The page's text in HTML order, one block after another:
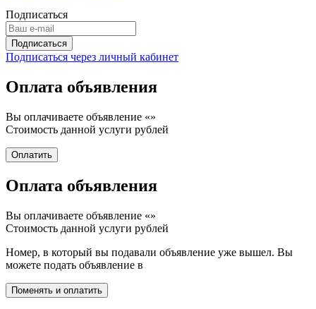
Подписаться
Подписаться через личный кабинет
Оплата объявления
Вы оплачиваете объявление «»
Стоимость данной услуги рублей
Оплата объявления
Вы оплачиваете объявление «»
Стоимость данной услуги рублей
Номер, в который вы подавали объявление уже вышел. Вы
можете подать объявление в